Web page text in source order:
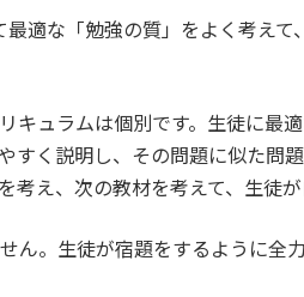
適な「勉強の質」をよく考え
キュラムは個別です。生徒に最
すく説明し、その問題に似た問
え、次の教材を考えて、生徒
ん。生徒が宿題をするように全